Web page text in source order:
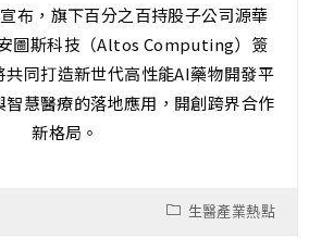
布，旗下百分之百持股子公司源華
圖斯科技（Altos Computing）簽
同打造新世代高性能AI藥物開發平
智慧醫療的落地應用，開創跨界合作
新格局。
生醫產業熱點